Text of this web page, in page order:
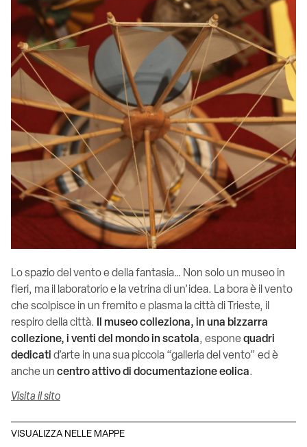
Lo spazio del vento e della fantasia… Non solo un museo in
fieri, ma il laboratorio e la vetrina di un’idea. La bora è il vento
che scolpisce in un fremito e plasma la città di Trieste, il
respiro della città.
Il museo colleziona, in una bizzarra
collezione, i venti del mondo in scatola, esponequadri
dedicati d’arte in una sua piccola “galleria del vento” ed è
anche un centro attivo di documentazione eolica.
Visita il sito
VISUALIZZA NELLE MAPPE